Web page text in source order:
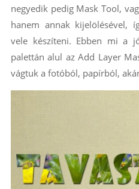
negyedik pedig Mask Tool,
hanem annak kijelölésével,
vele készíteni. Ebben mi a
palettán alul az Add Layer
vágtuk a fotóból, papírból,